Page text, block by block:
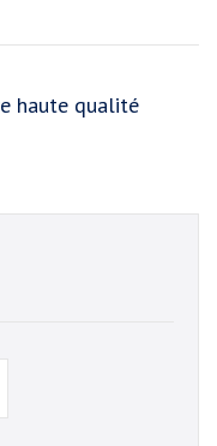
haute qualité